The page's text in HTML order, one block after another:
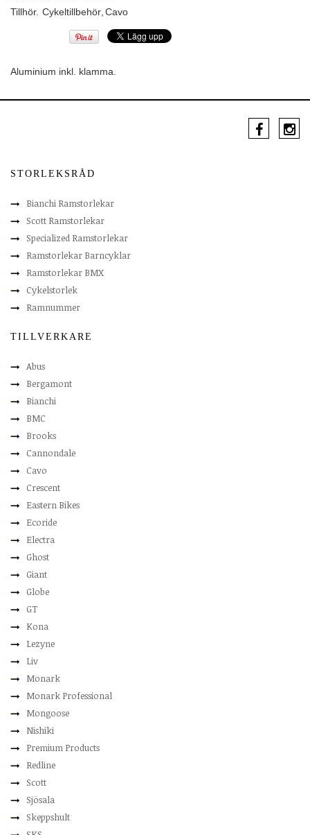
Tillhör. Cykeltillbehör Cavo
Aluminium inkl. klamma.
STORLEKSRÅD
Bianchi Ramstorlekar
Scott Ramstorlekar
Specialized Ramstorlekar
Ramstorlekar Barncyklar
Ramstorlekar BMX
Cykelstorlek
Ramnummer
TILLVERKARE
Abus
Bergamont
Bianchi
BMC
Brooks
Cannondale
Cavo
Crescent
Eastern Bikes
Ecoride
Electra
Ghost
Giant
Globe
GT
Kona
Lezyne
Liv
Monark
Monark Professional
Mongoose
Nishiki
Premium Products
Redline
Scott
Sjösala
Skeppshult